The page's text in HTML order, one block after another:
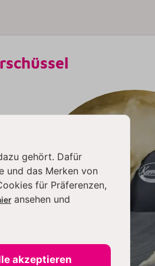
gehört. Dafür
und das Merken von
für Präferenzen,
ansehen und
akzeptieren